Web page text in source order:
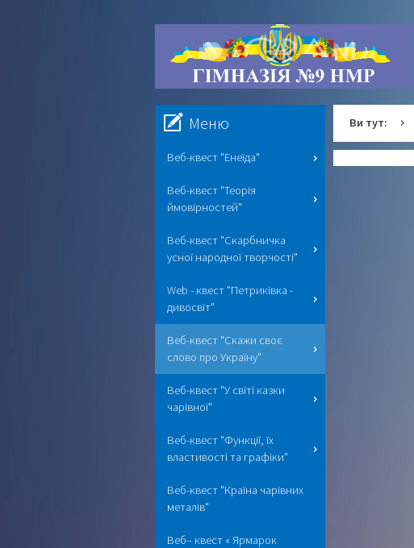
Ви тут:
Меню
Веб-квест "Енеїда"
Веб-квест "Теорія
ймовірностей"
Веб-квест "Скарбничка
усної народної творчості"
Web - квест "Петриківка -
дивосвіт"
Веб-квест "Скажи своє
слово про Україну"
Веб-квест "У світі казки
чарівної"
Веб-квест "Функції, їх
властивості та графіки"
Веб-квест "Країна чарівних
металів"
Веб– квест « Ярмарок